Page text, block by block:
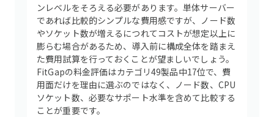
ンレベルをそろえる必要があります。単体サーバー
であれば比較的シンプルな費用感ですが、ノード数
やソケット数が増えるにつれてコストが想定以上に
膨らむ場合があるため、導入前に構成全体を踏まえ
た費用試算を行っておくことが望ましいでしょう。
FitGapの料金評価はカテゴリ49製品中17位で、費
用面だけを理由に選ぶのではなく、ノード数、CPU
ソケット数、必要なサポート水準を含めて比較する
ことが重要です。